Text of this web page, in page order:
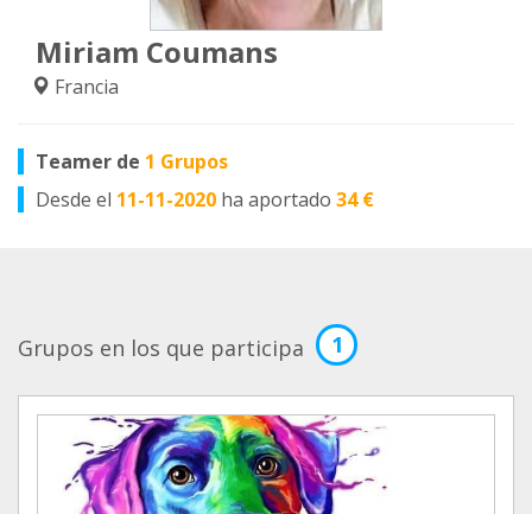
Miriam Coumans
Francia
Teamer de 1 Grupos
Desde el 11-11-2020 ha aportado 34 €
Grupos en los que participa 1